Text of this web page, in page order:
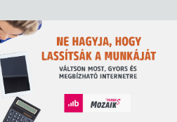
Turbo Mozaik+ Fiber